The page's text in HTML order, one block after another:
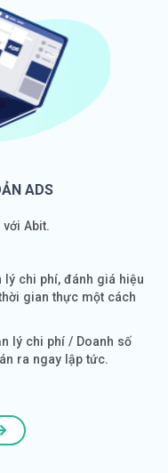
ADS
Abit.
lý chi phí, đánh giá hiệu
gian thực một cách
lý chi phí / Doanh số
ra ngay lập tức.